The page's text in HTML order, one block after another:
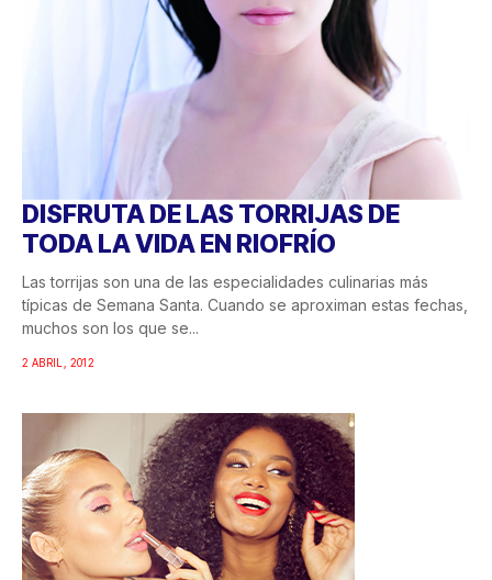
DISFRUTA DE LAS TORRIJAS DE
TODA LA VIDA EN RIOFRÍO
Las torrijas son una de las especialidades culinarias más
típicas de Semana Santa. Cuando se aproximan estas fechas,
muchos son los que se...
2 ABRIL, 2012